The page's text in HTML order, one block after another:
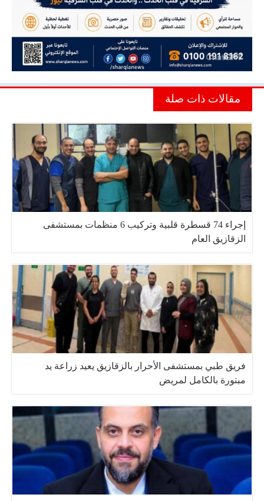
مقالات ذات صلة
إجراء 74 قسطرة قلبية وتركيب 6 منظمات بمستشفى
الزقازيق العام
فريق طبي بمستشفى الأحرار بالزقازيق يعيد زراعة يد
مبتورة بالكامل لمريض